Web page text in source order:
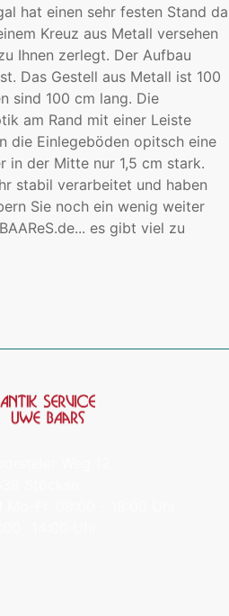
hat einen sehr festen Stand da
Kreuz aus Metall versehen
Ihnen zerlegt. Der Aufbau
Das Gestell aus Metall ist 100
sind 100 cm lang. Die
am Rand mit einer Leiste
die Einlegeböden opitsch eine
in der Mitte nur 1,5 cm stark.
stabil verarbeitet und haben
Sie noch ein wenig weiter
es gibt viel zu